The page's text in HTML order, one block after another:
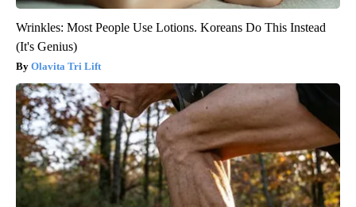
Wrinkles: Most People Use Lotions. Koreans Do This Instead
(It's Genius)
Olavita Tri Lift